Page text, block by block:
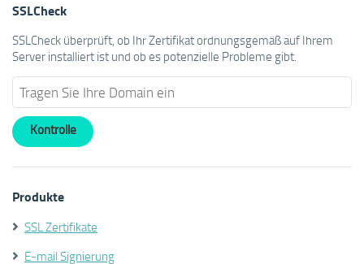
SSLCheck
SSLCheck überprüft, ob Ihr Zertifikat ordnungsgemäß auf Ihrem
Server installiert ist und ob es potenzielle Probleme gibt.
Produkte
SSL Zertifikate
E-mail Signierung